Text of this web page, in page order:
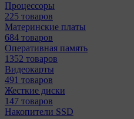
Процессоры
225 товаров
Материнcкие платы
684 товаров
Оперативная память
1352 товаров
Видеокарты
491 товаров
Жесткие диски
147 товаров
Накопители SSD